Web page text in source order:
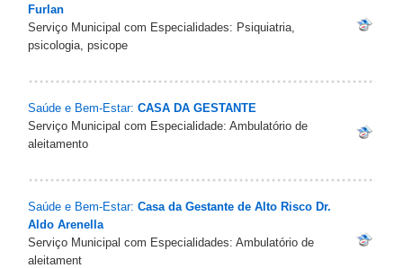
Furlan
Serviço Municipal com Especialidades: Psiquiatria,
psicologia, psicope
Saúde e Bem-Estar: CASA DA GESTANTE
Serviço Municipal com Especialidade: Ambulatório de
aleitamento
Saúde e Bem-Estar: Casa da Gestante de Alto Risco Dr.
Aldo Arenella
Serviço Municipal com Especialidades: Ambulatório de
aleitament